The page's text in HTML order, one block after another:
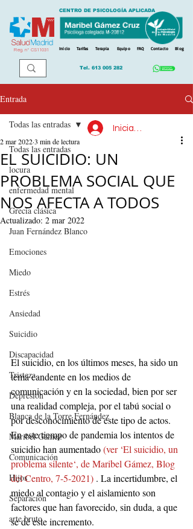
Reg. nº CS11031
CENTRO DE PSICOLOGÍA APLICADA
Inicio Tarifas Terapia Equipo FAQ Contacto Blog
Tel. 613 005 282
Entrada
Todas las entradas
locura
enfermedad mental
Grecia clásica
Juan Fernández Blanco
Emociones
Miedo
Estrés
Ansiedad
Suicidio
Discapacidad
Tristeza
Depresión
Blanca de la Torre Fernández
Maribel Gámez
Comunicación
Hijos
Separación
arte bruto
Todas las entradas
EL SUICIDIO: UN
PROBLEMA SOCIAL QUE
NOS AFECTA A TODOS
2 mar 20223 min de lectura
Actualizado: 2 mar 2022
El suicidio, en los últimos meses, ha sido un
tema candente en los medios de
comunicación y en la sociedad, bien por ser
una realidad compleja, por el tabú social o
por desconocimiento de este tipo de actos.
En este tiempo de pandemia los intentos de
suicidio han aumentado (ver ‘El suicidio, un
problema silente‘, de Maribel Gámez, Blog
del Centro, 7-5-2021) . La incertidumbre, el
miedo al contagio y el aislamiento son
factores que han favorecido, sin duda, a que
se dé este incremento.
Iniciar sesión